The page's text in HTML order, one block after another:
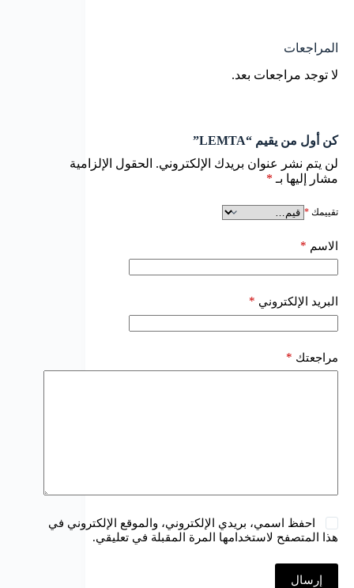
المراجعات
لا توجد مراجعات بعد.
كن أول من يقيم “LEMTA”
لن يتم نشر عنوان بريدك الإلكتروني. الحقول الإلزامية
مشار إليها بـ *
تقييمك *
الاسم *
البريد الإلكتروني *
مراجعتك *
احفظ اسمي، بريدي الإلكتروني، والموقع الإلكتروني في
هذا المتصفح لاستخدامها المرة المقبلة في تعليقي.
إرسال